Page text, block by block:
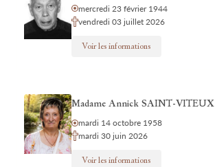
mercredi 23 février 1944
vendredi 03 juillet 2026
Voir les informations
Madame Annick SAINT-VITEUX
mardi 14 octobre 1958
mardi 30 juin 2026
Voir les informations